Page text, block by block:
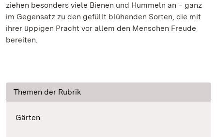
ziehen besonders viele Bienen und Hummeln an – ganz
im Gegensatz zu den gefüllt blühenden Sorten, die mit
ihrer üppigen Pracht vor allem den Menschen Freude
bereiten.
Themen der Rubrik
Gärten